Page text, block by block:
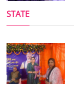
STATE